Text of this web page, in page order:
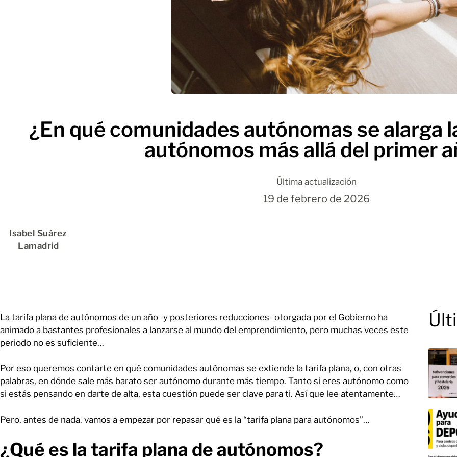
¿En qué comunidades autónomas se alarga
autónomos más allá del primer
Última actualización
19 de febrero de 2026
Isabel Suárez
Lamadrid
La tarifa plana de autónomos de un año -y posteriores reducciones- otorgada por el Gobierno ha
animado a bastantes profesionales a lanzarse al mundo del emprendimiento, pero muchas veces este
periodo no es suficiente…
Por eso queremos contarte en qué comunidades autónomas se extiende la tarifa plana, o, con otras
palabras, en dónde sale más barato ser autónomo durante más tiempo. Tanto si eres autónomo como
si estás pensando en darte de alta, esta cuestión puede ser clave para ti. Así que lee atentamente…
Pero, antes de nada, vamos a empezar por repasar qué es la “tarifa plana para autónomos”…
¿Qué es la tarifa plana de autónomos?